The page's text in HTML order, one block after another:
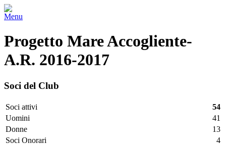
Menu
Progetto Mare Accogliente-
A.R. 2016-2017
Soci del Club
Soci attivi
54
Uomini
41
Donne
13
Soci Onorari
4